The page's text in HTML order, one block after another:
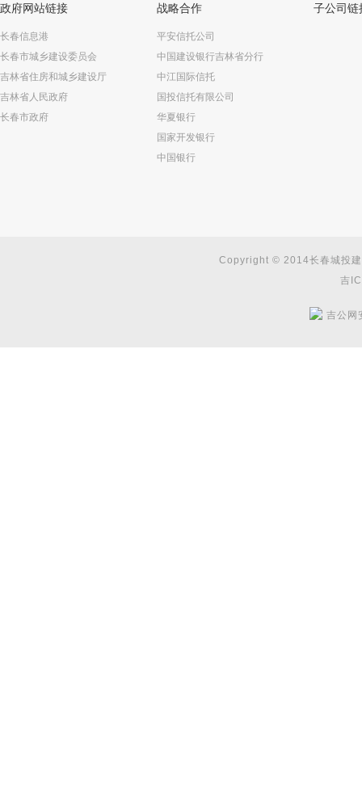
政府网站链接
长春信息港
长春市城乡建设委员会
吉林省住房和城乡建设厅
吉林省人民政府
长春市政府
战略合作
平安信托公司
中国建设银行吉林省分行
中江国际信托
国投信托有限公司
华夏银行
国家开发银行
中国银行
子公司链
Copyright © 2014长春城投
吉
吉公